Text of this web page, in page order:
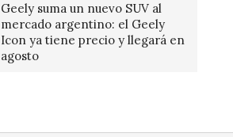
Geely suma un nuevo SUV al
mercado argentino: el Geely
Icon ya tiene precio y llegará en
agosto